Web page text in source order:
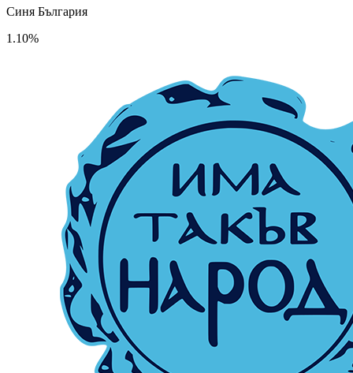
Синя България
1.10%